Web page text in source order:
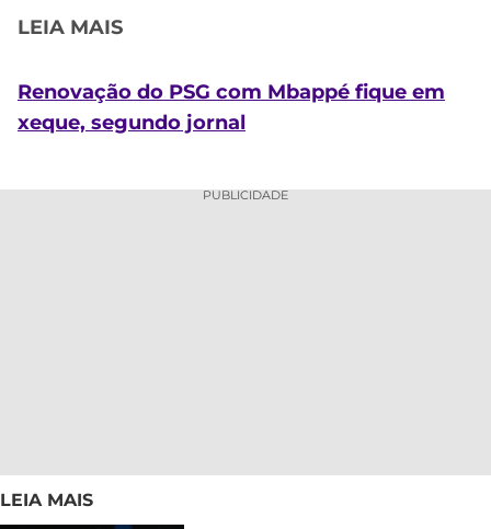
LEIA MAIS
Renovação do PSG com Mbappé fique em
xeque, segundo jornal
PUBLICIDADE
LEIA MAIS